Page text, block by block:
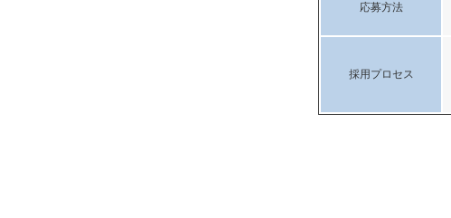
応募方法
採用プロセス